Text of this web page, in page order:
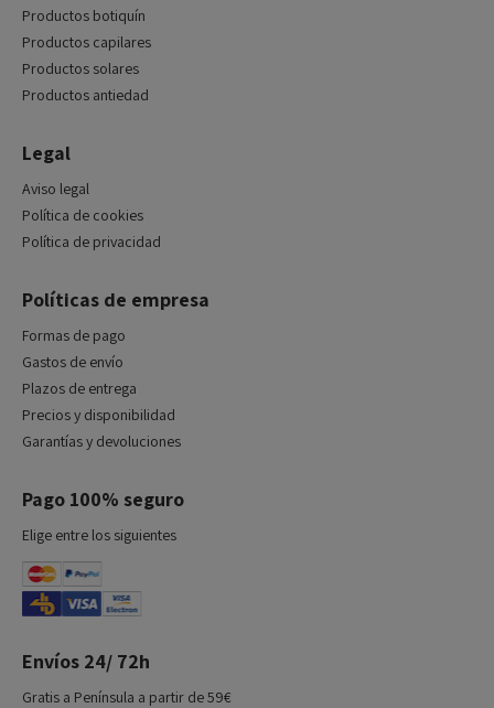
Productos botiquín
Productos capilares
Productos solares
Productos antiedad
Legal
Aviso legal
Política de cookies
Política de privacidad
Políticas de empresa
Formas de pago
Gastos de envío
Plazos de entrega
Precios y disponibilidad
Garantías y devoluciones
Pago 100% seguro
Elige entre los siguientes
Envíos 24/ 72h
Gratis a Península a partir de 59€